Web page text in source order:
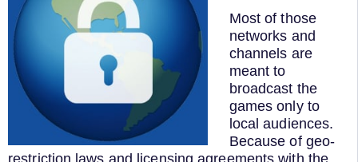
Most of those
networks and
channels are
meant to
broadcast the
games only to
local audiences.
Because of geo-
restriction laws and licensing agreements with the